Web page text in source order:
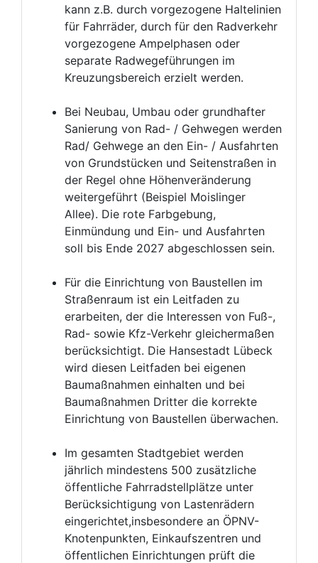
kann z.B. durch vorgezogene Haltelinien
für Fahrräder, durch für den Radverkehr
vorgezogene Ampelphasen oder
separate Radwegeführungen im
Kreuzungsbereich erzielt werden.
Bei Neubau, Umbau oder grundhafter
Sanierung von Rad- / Gehwegen werden
Rad/ Gehwege an den Ein- / Ausfahrten
von Grundstücken und Seitenstraßen in
der Regel ohne Höhenveränderung
weitergeführt (Beispiel Moislinger
Allee). Die rote Farbgebung,
Einmündung und Ein- und Ausfahrten
soll bis Ende 2027 abgeschlossen sein.
Für die Einrichtung von Baustellen im
Straßenraum ist ein Leitfaden zu
erarbeiten, der die Interessen von Fuß-,
Rad- sowie Kfz-Verkehr gleichermaßen
berücksichtigt. Die Hansestadt Lübeck
wird diesen Leitfaden bei eigenen
Baumaßnahmen einhalten und bei
Baumaßnahmen Dritter die korrekte
Einrichtung von Baustellen überwachen.
Im gesamten Stadtgebiet werden
jährlich mindestens 500 zusätzliche
öffentliche Fahrradstellplätze unter
Berücksichtigung von Lastenrädern
eingerichtet,insbesondere an ÖPNV-
Knotenpunkten, Einkaufszentren und
öffentlichen Einrichtungen prüft die